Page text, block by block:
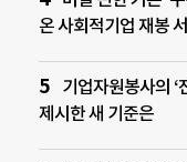
온 사회적기업 재봉
기업자원봉사의 ‘
제시한 새 기준은